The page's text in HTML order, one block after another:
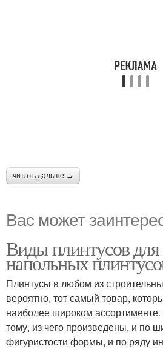
читать дальше →
Вас может
Виды плинтусов
напольных
Плинтусы в любом из
вероятно, тот самый товар,
наиболее широком
тому, из чего произведены, и по
фигуристости формы, и по ряду